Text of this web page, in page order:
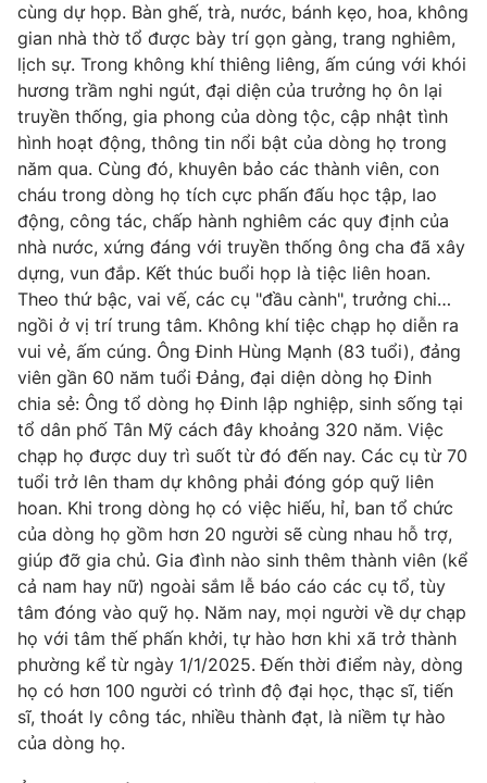
Photo Infographic
Video Shorts video
VTV Money VTV Thể thao
VTV Sức khoẻ Bất động sản
Thị trường 24h Tấm lòng Việt
VTV4 Vươn mình bằng AI
VTV9 VTV8
Liên hệ tòa soạn English
THỜI BÁO VTV
Theo dõi báo trên
Cơ quan chủ quản:
cùng dự họp. Bàn ghế, trà, nước, bánh kẹo, hoa, không
gian nhà thờ tổ được bày trí gọn gàng, trang nghiêm,
lịch sự. Trong không khí thiêng liêng, ấm cúng với khói
hương trầm nghi ngút, đại diện của trưởng họ ôn lại
truyền thống, gia phong của dòng tộc, cập nhật tình
hình hoạt động, thông tin nổi bật của dòng họ trong
năm qua. Cùng đó, khuyên bảo các thành viên, con
cháu trong dòng họ tích cực phấn đấu học tập, lao
động, công tác, chấp hành nghiêm các quy định của
nhà nước, xứng đáng với truyền thống ông cha đã xây
dựng, vun đắp. Kết thúc buổi họp là tiệc liên hoan.
Theo thứ bậc, vai vế, các cụ "đầu cành", trưởng chi…
ngồi ở vị trí trung tâm. Không khí tiệc chạp họ diễn ra
vui vẻ, ấm cúng. Ông Đinh Hùng Mạnh (83 tuổi), đảng
viên gần 60 năm tuổi Đảng, đại diện dòng họ Đinh
chia sẻ: Ông tổ dòng họ Đinh lập nghiệp, sinh sống tại
tổ dân phố Tân Mỹ cách đây khoảng 320 năm. Việc
chạp họ được duy trì suốt từ đó đến nay. Các cụ từ 70
tuổi trở lên tham dự không phải đóng góp quỹ liên
hoan. Khi trong dòng họ có việc hiếu, hỉ, ban tổ chức
của dòng họ gồm hơn 20 người sẽ cùng nhau hỗ trợ,
giúp đỡ gia chủ. Gia đình nào sinh thêm thành viên (kể
cả nam hay nữ) ngoài sắm lễ báo cáo các cụ tổ, tùy
tâm đóng vào quỹ họ. Năm nay, mọi người về dự chạp
họ với tâm thế phấn khởi, tự hào hơn khi xã trở thành
phường kể từ ngày 1/1/2025. Đến thời điểm này, dòng
họ có hơn 100 người có trình độ đại học, thạc sĩ, tiến
sĩ, thoát ly công tác, nhiều thành đạt, là niềm tự hào
của dòng họ.